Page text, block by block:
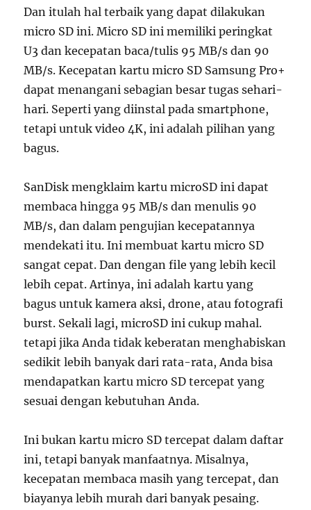
Dan itulah hal terbaik yang dapat dilakukan
micro SD ini. Micro SD ini memiliki peringkat
U3 dan kecepatan baca/tulis 95 MB/s dan 90
MB/s. Kecepatan kartu micro SD Samsung Pro+
dapat menangani sebagian besar tugas sehari-
hari. Seperti yang diinstal pada smartphone,
tetapi untuk video 4K, ini adalah pilihan yang
bagus.
SanDisk mengklaim kartu microSD ini dapat
membaca hingga 95 MB/s dan menulis 90
MB/s, dan dalam pengujian kecepatannya
mendekati itu. Ini membuat kartu micro SD
sangat cepat. Dan dengan file yang lebih kecil
lebih cepat. Artinya, ini adalah kartu yang
bagus untuk kamera aksi, drone, atau fotografi
burst. Sekali lagi, microSD ini cukup mahal.
tetapi jika Anda tidak keberatan menghabiskan
sedikit lebih banyak dari rata-rata, Anda bisa
mendapatkan kartu micro SD tercepat yang
sesuai dengan kebutuhan Anda.
Ini bukan kartu micro SD tercepat dalam daftar
ini, tetapi banyak manfaatnya. Misalnya,
kecepatan membaca masih yang tercepat, dan
biayanya lebih murah dari banyak pesaing.